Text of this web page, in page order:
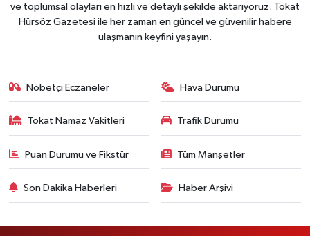
ve toplumsal olayları en hızlı ve detaylı şekilde aktarıyoruz. Tokat
Hürsöz Gazetesi ile her zaman en güncel ve güvenilir habere
ulaşmanın keyfini yaşayın.
Nöbetçi Eczaneler Hava Durumu
Tokat Namaz Vakitleri Trafik Durumu
Puan Durumu ve Fikstür Tüm Manşetler
Son Dakika Haberleri Haber Arşivi